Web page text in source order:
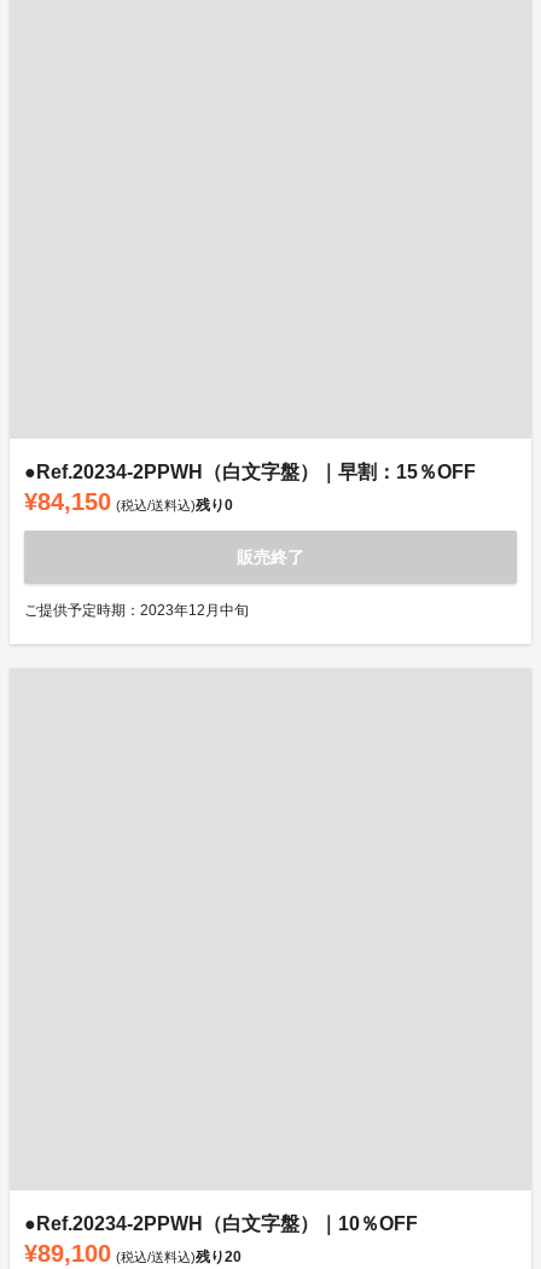
●Ref.20234-2PPWH（白文字盤）｜早割：15％OFF
¥84,150 (税込/送料込)残り0
販売終了
ご提供予定時期：2023年12月中旬
●Ref.20234-2PPWH（白文字盤）｜10％OFF
¥89,100 (税込/送料込)残り20